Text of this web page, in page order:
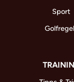
Sport